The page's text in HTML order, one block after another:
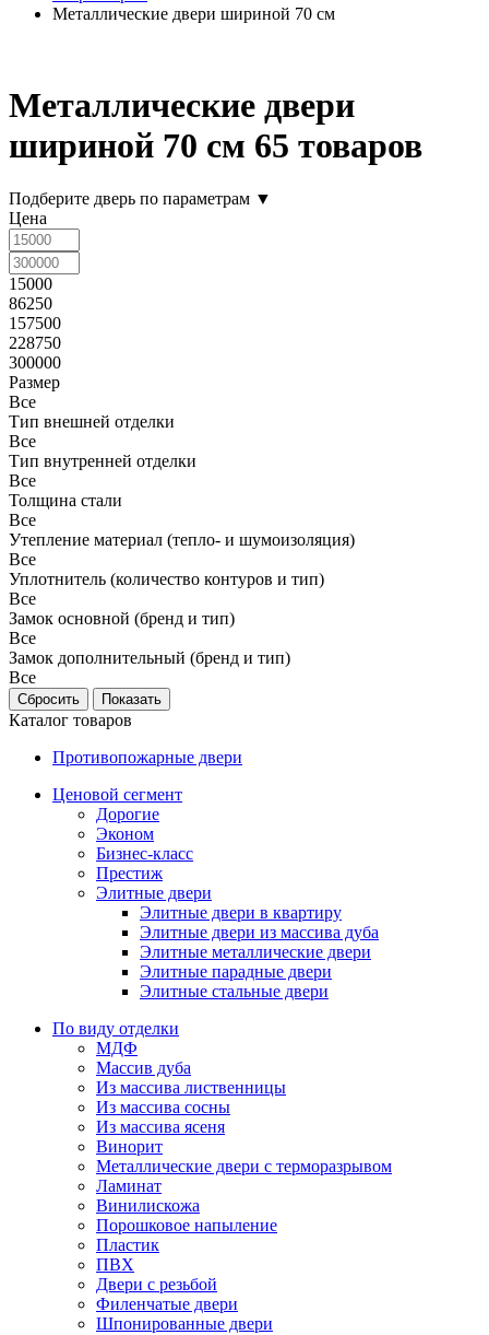
Металлические двери шириной 70 см
Металлические двери
шириной 70 см 65 товаров
Подберите дверь по параметрам ▼
Цена
15000
86250
157500
228750
300000
Размер
Все
Тип внешней отделки
Все
Тип внутренней отделки
Все
Толщина стали
Все
Утепление материал (тепло- и шумоизоляция)
Все
Уплотнитель (количество контуров и тип)
Все
Замок основной (бренд и тип)
Все
Замок дополнительный (бренд и тип)
Все
Каталог товаров
Противопожарные двери
Ценовой сегмент
Дорогие
Эконом
Бизнес-класс
Престиж
Элитные двери
Элитные двери в квартиру
Элитные двери из массива дуба
Элитные металлические двери
Элитные парадные двери
Элитные стальные двери
По виду отделки
МДФ
Массив дуба
Из массива лиственницы
Из массива сосны
Из массива ясеня
Винорит
Металлические двери с терморазрывом
Ламинат
Винилискожа
Порошковое напыление
Пластик
ПВХ
Двери с резьбой
Филенчатые двери
Шпонированные двери